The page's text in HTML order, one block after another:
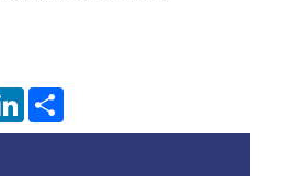
LinkedIn